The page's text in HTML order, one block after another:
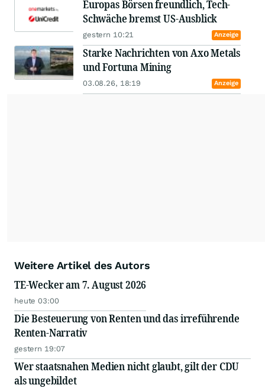
Europas Börsen freundlich, Tech-
Schwäche bremst US-Ausblick
gestern 10:21 Anzeige
Starke Nachrichten von Axo Metals
und Fortuna Mining
03.08.26, 18:19 Anzeige
Weitere Artikel des Autors
TE-Wecker am 7. August 2026
heute 03:00
Die Besteuerung von Renten und das irreführende
Renten-Narrativ
gestern 19:07
Wer staatsnahen Medien nicht glaubt, gilt der CDU
als ungebildet